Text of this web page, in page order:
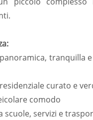
tranquilla
curato e
comodo
scuole, servizi e